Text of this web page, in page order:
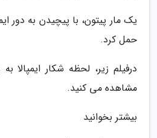
یک مار پیتون، با پیچیدن به دور
حمل کرد.
درفیلم زیر، لحظه شکار ایمپالا
مشاهده می کنید.
بیشتر بخوانید